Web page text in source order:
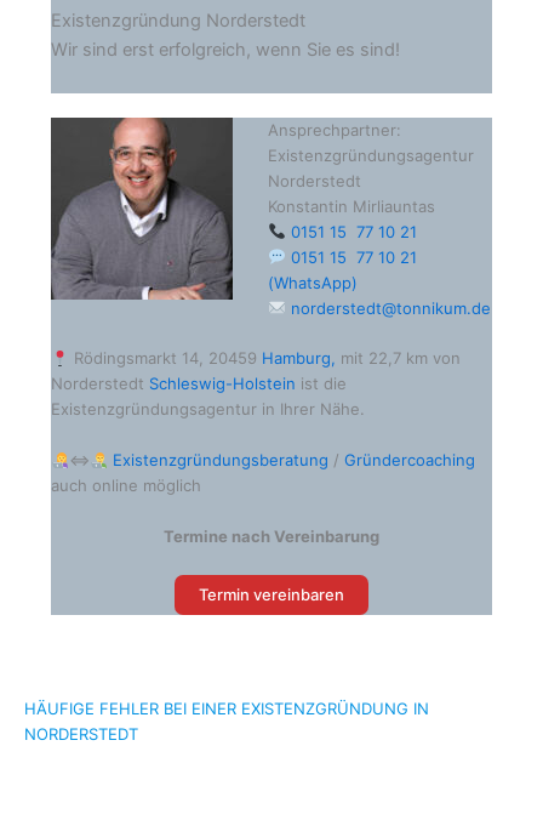
Existenzgründung Norderstedt
Wir sind erst erfolgreich, wenn Sie es sind!
Ansprechpartner:
Existenzgründungsagentur
Norderstedt
Konstantin Mirliauntas
0151 15 77 10 21
0151 15 77 10 21
(WhatsApp)
norderstedt@tonnikum.de
Rödingsmarkt 14, 20459 Hamburg, mit 22,7 km von
Norderstedt Schleswig-Holstein ist die
Existenzgründungsagentur in Ihrer Nähe.
⇔ Existenzgründungsberatung / Gründercoaching
auch online möglich
Termine nach Vereinbarung
Termin vereinbaren
HÄUFIGE FEHLER BEI EINER EXISTENZGRÜNDUNG IN
NORDERSTEDT